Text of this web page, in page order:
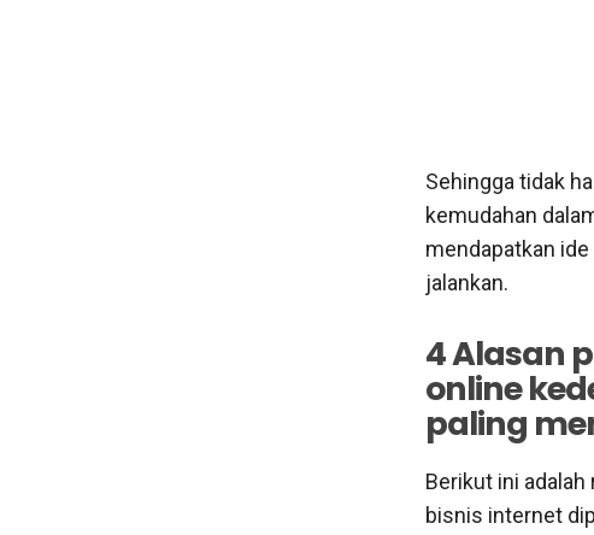
Sehingga tidak
kemudahan
mendapatkan
jalankan.
4 Alasan
online
paling
Berikut ini
bisnis internet